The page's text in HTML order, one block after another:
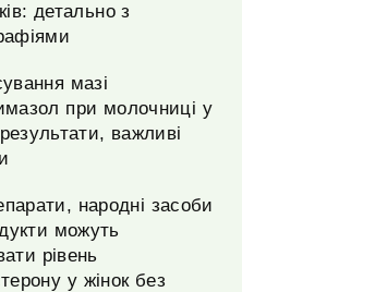
детально з
мазі
при молочниці у
важливі
народні засоби
можуть
рівень
у жінок без